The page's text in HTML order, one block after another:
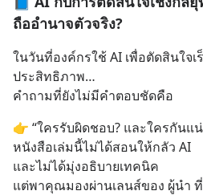
ถืออำนาจตัวจริง?
ในวันที่องค์กรใช้ AI เพื่อตัดสินใจ
ประสิทธิภาพ…
คำถามที่ยังไม่มีคำตอบชัดคือ
👉 “ใครรับผิดชอบ? และใครกันแ
หนังสือเล่มนี้ไม่ได้สอนให้กลัว AI
และไม่ได้มุ่งอธิบายเทคนิค
แต่พาคุณมองผ่านเลนส์ของ ผู้นำ